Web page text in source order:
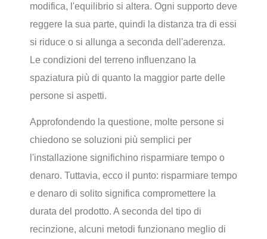
modifica, l'equilibrio si altera. Ogni supporto deve
reggere la sua parte, quindi la distanza tra di essi
si riduce o si allunga a seconda dell'aderenza.
Le condizioni del terreno influenzano la
spaziatura più di quanto la maggior parte delle
persone si aspetti.
Approfondendo la questione, molte persone si
chiedono se soluzioni più semplici per
l'installazione significhino risparmiare tempo o
denaro. Tuttavia, ecco il punto: risparmiare tempo
e denaro di solito significa compromettere la
durata del prodotto. A seconda del tipo di
recinzione, alcuni metodi funzionano meglio di